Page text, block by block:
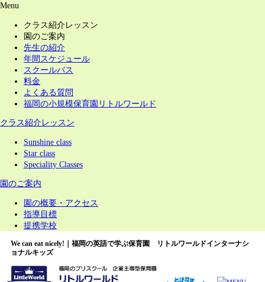
Menu
クラス紹介レッスン
園のご案内
先生の紹介
年間スケジュール
スクールバス
料金
よくある質問
福岡の小規模保育園リトルワールド
クラス紹介レッスン
Sunshine class
Star class
Speciality Classes
園のご案内
園の概要・アクセス
指導目標
提携学校
We can eat nicely!｜福岡の英語で学ぶ保育園 リトルワールドインターナシ
ョナルキッズ